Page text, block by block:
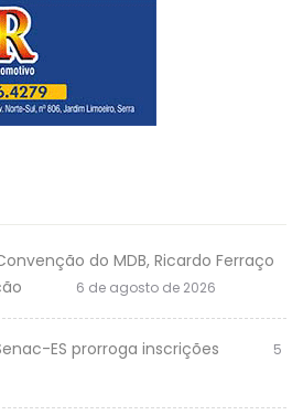
do MDB, Ricardo Ferraço
6 de agosto de 2026
ES prorroga inscrições
5